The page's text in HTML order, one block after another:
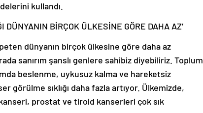
kullandı.
DÜNYANIN BİRÇOK ÜLKESİNE GÖRE DAHA AZ’
dünyanın birçok ülkesine göre daha az
sanırım şanslı genlere sahibiz diyebiliriz. Toplum
beslenme, uykusuz kalma ve hareketsiz
görülme sıklığı daha fazla artıyor. Ülkemizde,
prostat ve tiroid kanserleri çok sık